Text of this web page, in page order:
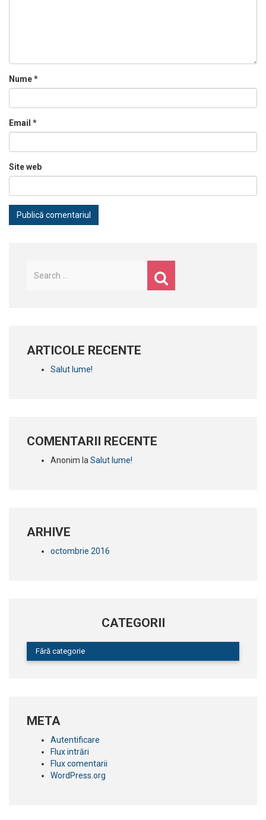
Nume*
Email *
Site web
după:
ARTICOLE RECENTE
Salut lume!
COMENTARII RECENTE
Anonim la Salut lume!
ARHIVE
octombrie 2016
CATEGORII
Fără categorie
META
Autentificare
Flux intrări
Flux comentarii
WordPress.org